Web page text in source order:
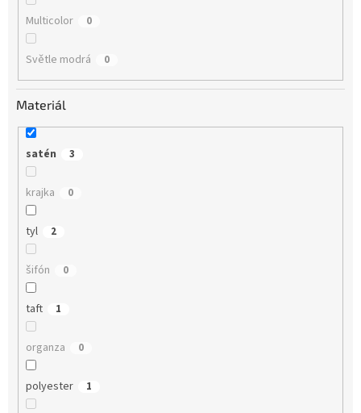
Multicolor 0
Světle modrá 0
Materiál
satén 3
krajka 0
tyl 2
šifón 0
taft 1
organza 0
polyester 1